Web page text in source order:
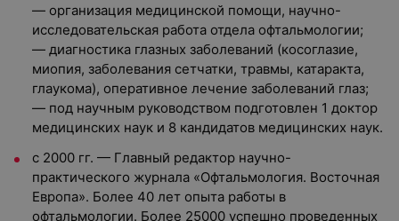
— организация медицинской помощи, научно-
исследовательская работа отдела офтальмологии;
— диагностика глазных заболеваний (косоглазие,
миопия, заболевания сетчатки, травмы, катаракта,
глаукома), оперативное лечение заболеваний глаз;
— под научным руководством подготовлен 1 доктор
медицинских наук и 8 кандидатов медицинских наук.
с 2000 гг. — Главный редактор научно-
практического журнала «Офтальмология. Восточная
Европа». Более 40 лет опыта работы в
офтальмологии. Более 25000 успешно проведенных